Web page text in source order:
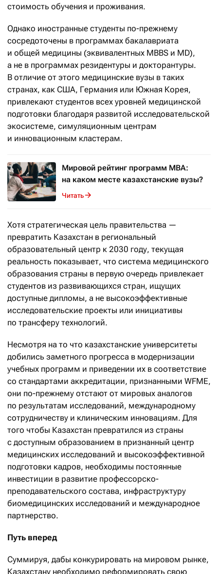
стоимость обучения и проживания.
Однако иностранные студенты по-прежнему
сосредоточены в программах бакалавриата
и общей медицины (эквивалентных MBBS и MD),
а не в программах резидентуры и докторантуры.
В отличие от этого медицинские вузы в таких
странах, как США, Германия или Южная Корея,
привлекают студентов всех уровней медицинской
подготовки благодаря развитой исследовательской
экосистеме, симуляционным центрам
и инновационным кластерам.
Мировой рейтинг программ MBA:
на каком месте казахстанские вузы?
Читать
Хотя стратегическая цель правительства —
превратить Казахстан в региональный
образовательный центр к 2030 году, текущая
реальность показывает, что система медицинского
образования страны в первую очередь привлекает
студентов из развивающихся стран, ищущих
доступные дипломы, а не высокоэффективные
исследовательские проекты или инициативы
по трансферу технологий.
Несмотря на то что казахстанские университеты
добились заметного прогресса в модернизации
учебных программ и приведении их в соответствие
со стандартами аккредитации, признанными WFME,
они по-прежнему отстают от мировых аналогов
по результатам исследований, международному
сотрудничеству и клиническим инновациям. Для
того чтобы Казахстан превратился из страны
с доступным образованием в признанный центр
медицинских исследований и высокоэффективной
подготовки кадров, необходимы постоянные
инвестиции в развитие профессорско-
преподавательского состава, инфраструктуру
биомедицинских исследований и международное
партнерство.
Путь вперед
Суммируя, дабы конкурировать на мировом рынке,
Казахстану необходимо реформировать свою